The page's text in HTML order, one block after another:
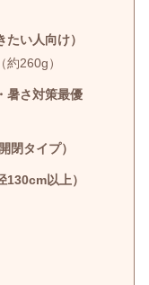
い人向け）
260g）
暑さ対策最優
閉タイプ）
以上）